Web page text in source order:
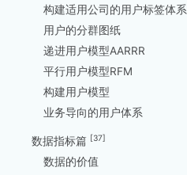
构建适用公司的用户标签体系
用户的分群图纸
递进用户模型AARRR
平行用户模型RFM
构建用户模型
业务导向的用户体系
数据指标篇 [37]
数据的价值